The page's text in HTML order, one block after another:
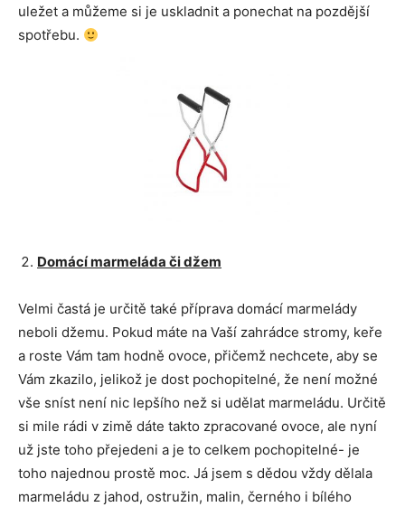
uležet a můžeme si je uskladnit a ponechat na pozdější
spotřebu.
Domácí marmeláda či džem
Velmi častá je určitě také příprava domácí marmelády
neboli džemu. Pokud máte na Vaší zahrádce stromy, keře
a roste Vám tam hodně ovoce, přičemž nechcete, aby se
Vám zkazilo, jelikož je dost pochopitelné, že není možné
vše sníst není nic lepšího než si udělat marmeládu. Určitě
si mile rádi v zimě dáte takto zpracované ovoce, ale nyní
už jste toho přejedeni a je to celkem pochopitelné- je
toho najednou prostě moc. Já jsem s dědou vždy dělala
marmeládu z jahod, ostružin, malin, černého i bílého